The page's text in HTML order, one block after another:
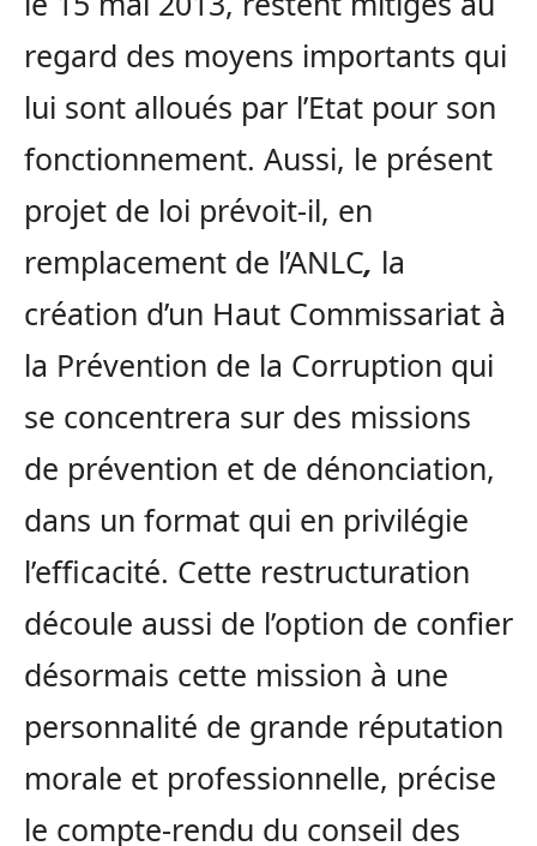
regard des moyens importants qui
lui sont alloués par l’Etat pour son
fonctionnement. Aussi, le présent
projet de loi prévoit-il, en
remplacement de l’ANLC, la
création d’un Haut Commissariat à
la Prévention de la Corruption qui
se concentrera sur des missions
de prévention et de dénonciation,
dans un format qui en privilégie
l’efficacité. Cette restructuration
découle aussi de l’option de confier
désormais cette mission à une
personnalité de grande réputation
morale et professionnelle, précise
le compte-rendu du conseil des